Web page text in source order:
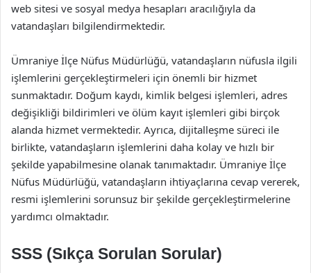
web sitesi ve sosyal medya hesapları aracılığıyla da
vatandaşları bilgilendirmektedir.
Ümraniye İlçe Nüfus Müdürlüğü, vatandaşların nüfusla ilgili
işlemlerini gerçekleştirmeleri için önemli bir hizmet
sunmaktadır. Doğum kaydı, kimlik belgesi işlemleri, adres
değişikliği bildirimleri ve ölüm kayıt işlemleri gibi birçok
alanda hizmet vermektedir. Ayrıca, dijitalleşme süreci ile
birlikte, vatandaşların işlemlerini daha kolay ve hızlı bir
şekilde yapabilmesine olanak tanımaktadır. Ümraniye İlçe
Nüfus Müdürlüğü, vatandaşların ihtiyaçlarına cevap vererek,
resmi işlemlerini sorunsuz bir şekilde gerçekleştirmelerine
yardımcı olmaktadır.
SSS (Sıkça Sorulan Sorular)